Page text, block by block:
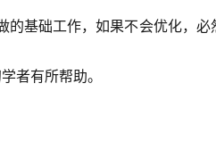
的基础工作，如果不会优化，必
者有所帮助。